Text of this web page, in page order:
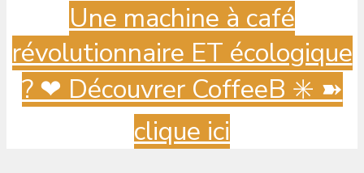
Une machine à café
révolutionnaire ET écologique
? ️❤ Découvrer CoffeeB ✳️ ➽
clique ici